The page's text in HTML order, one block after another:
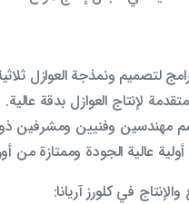
لتصميم ونمذجة العوازل ثلاثية
مهندسين وفنيين ومشرفين
عالية الجودة وممتازة من
في كلورز آريانا: